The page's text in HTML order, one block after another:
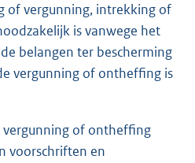
of vergunning, intrekking of
is vanwege het
belangen ter bescherming
vergunning of ontheffing is
vergunning of ontheffing
voorschriften en